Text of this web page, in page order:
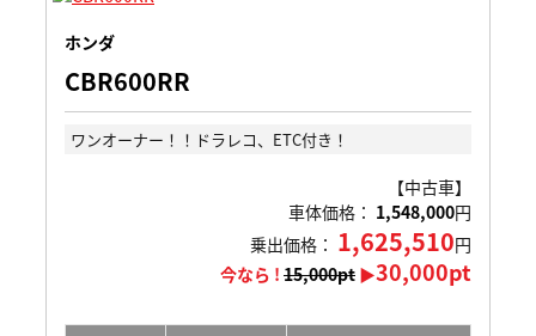
ホンダ
CBR600RR
ワンオーナー！！ドラレコ、ETC付き！
【中古車】
車体価格： 1,548,000円
乗出価格： 1,625,510円
今なら ! 15,000pt ▶30,000pt